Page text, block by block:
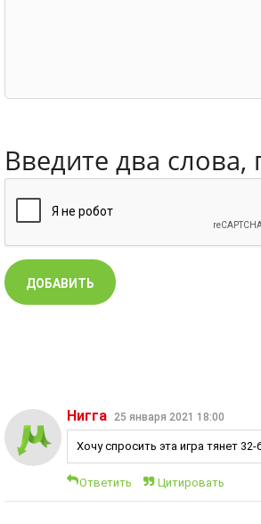
Введите два
Нигга 25 января 2021 18:00
Хочу спросить эта игра тянет
Ответить Цитировать